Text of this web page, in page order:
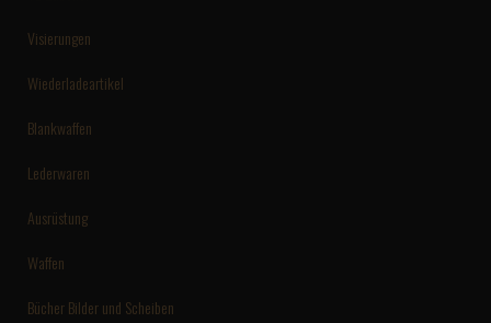
Visierungen
Wiederladeartikel
Blankwaffen
Lederwaren
Ausrüstung
Waffen
Bücher Bilder und Scheiben